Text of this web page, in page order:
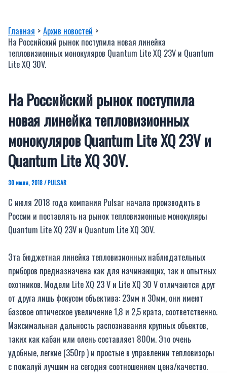
Главная
Архив новостей
На Российский рынок поступила новая линейка
тепловизионных монокуляров Quantum Lite XQ 23V и Quantum
Lite XQ 30V.
На Российский рынок поступила
новая линейка тепловизионных
монокуляров Quantum Lite XQ 23V и
Quantum Lite XQ 30V.
30 июля, 2018/PULSAR
С июля 2018 года компания Pulsar начала производить в
России и поставлять на рынок тепловизионные монокуляры
Quantum Lite XQ 23V и Quantum Lite XQ 30V.
Эта бюджетная линейка тепловизионных наблюдательных
приборов предназначена как для начинающих, так и опытных
охотников. Модели Lite XQ 23 V и Lite XQ 30 V отличаются друг
от друга лишь фокусом объектива: 23мм и 30мм, они имеют
базовое оптическое увеличение 1,8 и 2,5 крата, соответственно.
Максимальная дальность распознавания крупных объектов,
таких как кабан или олень составляет 800м. Это очень
удобные, легкие (350гр ) и простые в управлении тепловизоры
с пожалуй лучшим на сегодня соотношением цена/качество.